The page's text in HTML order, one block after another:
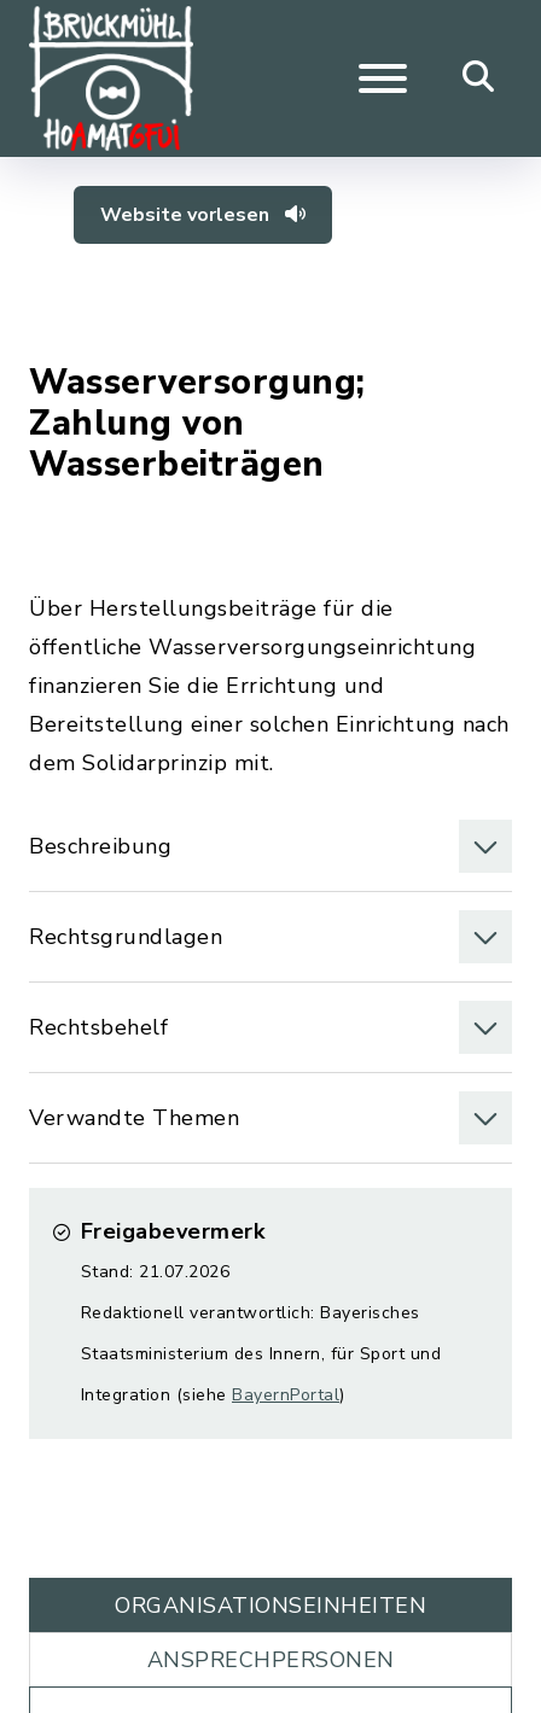
Website vorlesen
Wasserversorgung;
Zahlung von
Wasserbeiträgen
Über Herstellungsbeiträge für die
öffentliche Wasserversorgungseinrichtung
finanzieren Sie die Errichtung und
Bereitstellung einer solchen Einrichtung nach
dem Solidarprinzip mit.
Beschreibung
Rechtsgrundlagen
Rechtsbehelf
Verwandte Themen
Freigabevermerk
Stand: 21.07.2026
Redaktionell verantwortlich: Bayerisches
Staatsministerium des Innern, für Sport und
Integration (siehe BayernPortal)
ORGANISATIONS­EINHEITEN
ANSPRECHPERSONEN